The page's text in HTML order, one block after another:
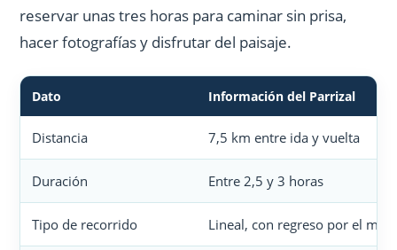
reservar unas tres horas para caminar sin prisa,
hacer fotografías y disfrutar del paisaje.
Dato Información del Parrizal
Distancia 7,5 km entre ida y vuelta
Duración Entre 2,5 y 3 horas
Tipo de recorrido Lineal, con regreso por el